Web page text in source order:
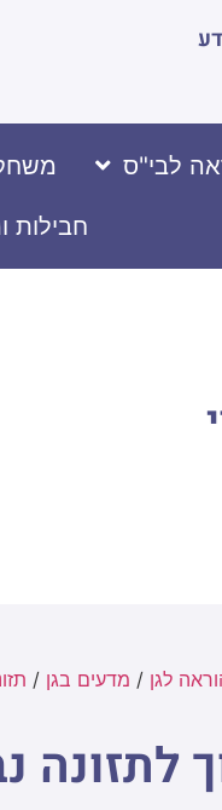
לבי"ס
חבילות
לגן / מדעים בגן /
לתזונה